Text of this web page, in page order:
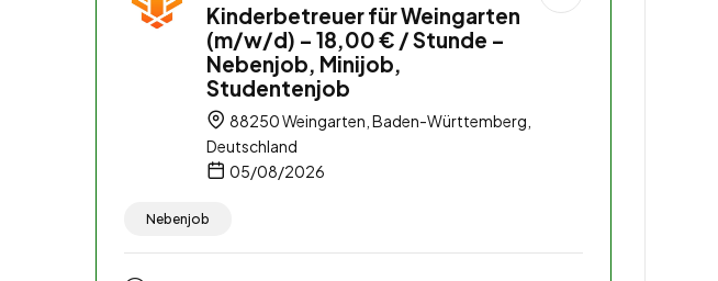
Kinderbetreuer für Weingarten
(m/w/d) – 18,00 € / Stunde –
Nebenjob, Minijob,
Studentenjob
88250 Weingarten, Baden-Württemberg,
Deutschland
05/08/2026
Nebenjob